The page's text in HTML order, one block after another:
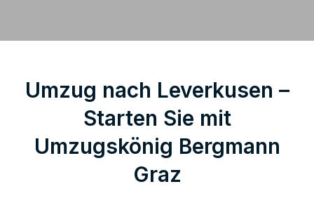
Umzug nach Leverkusen –
Starten Sie mit
Umzugskönig Bergmann
Graz